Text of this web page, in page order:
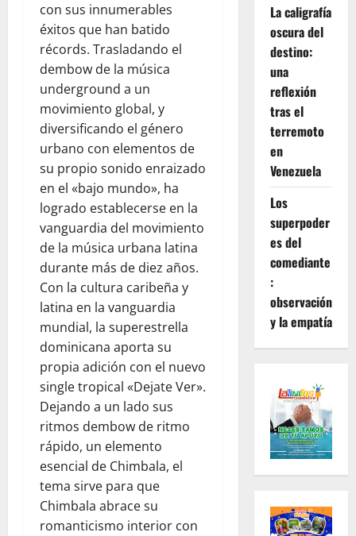
con sus innumerables
éxitos que han batido
récords. Trasladando el
dembow de la música
underground a un
movimiento global, y
diversificando el género
urbano con elementos de
su propio sonido enraizado
en el «bajo mundo», ha
logrado establecerse en la
vanguardia del movimiento
de la música urbana latina
durante más de diez años.
Con la cultura caribeña y
latina en la vanguardia
mundial, la superestrella
dominicana aporta su
propia adición con el nuevo
single tropical «Dejate Ver».
Dejando a un lado sus
ritmos dembow de ritmo
rápido, un elemento
esencial de Chimbala, el
tema sirve para que
Chimbala abrace su
romanticismo interior con
La caligrafía
oscura del
destino:
una
reflexión
tras el
terremoto
en
Venezuela
Los
superpoder
es del
comediante
:
observación
y la empatía